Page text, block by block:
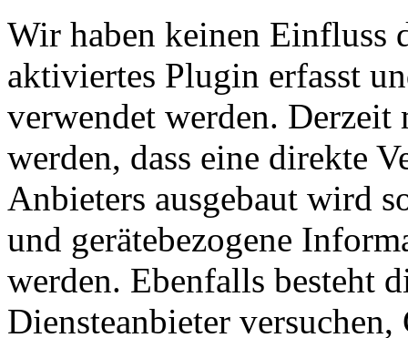
Wir haben keinen Einfluss
aktiviertes Plugin erfasst
verwendet werden. Derzeit
werden, dass eine direkte
Anbieters ausgebaut wird
und gerätebezogene
werden. Ebenfalls besteht
Diensteanbieter